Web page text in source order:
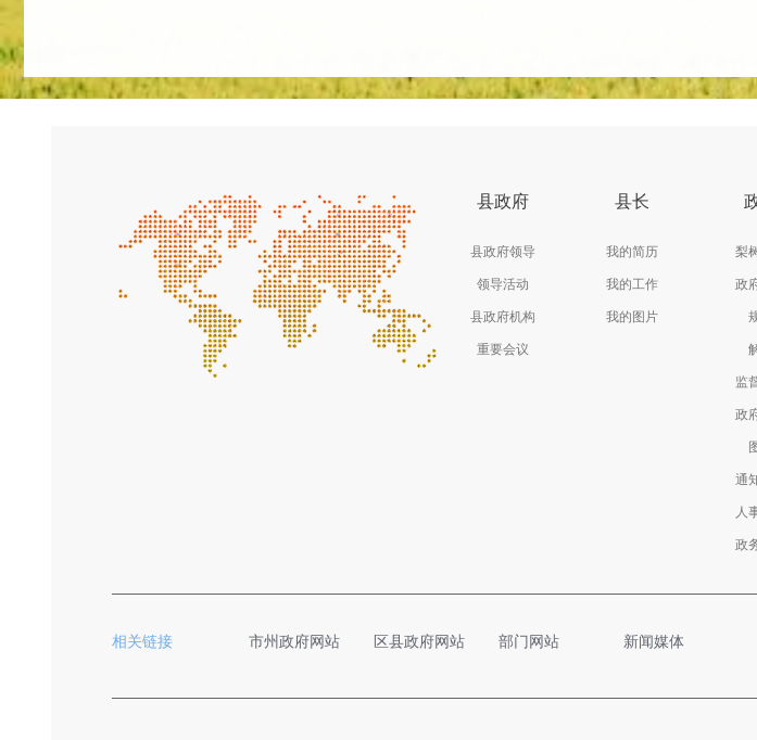
县政府
县政府领导
领导活动
县政府机构
重要会议
县长
我的简历
我的工作
我的图片
梨
政
监
政
通
人
政
相关链接 市州政府网站 区县政府网站 部门网站 新闻媒体